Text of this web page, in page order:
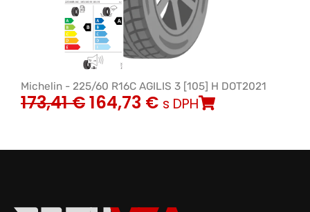
Michelin - 225/60 R16C AGILIS 3 [105] H DOT2021
173,41€164,73 € s DPH